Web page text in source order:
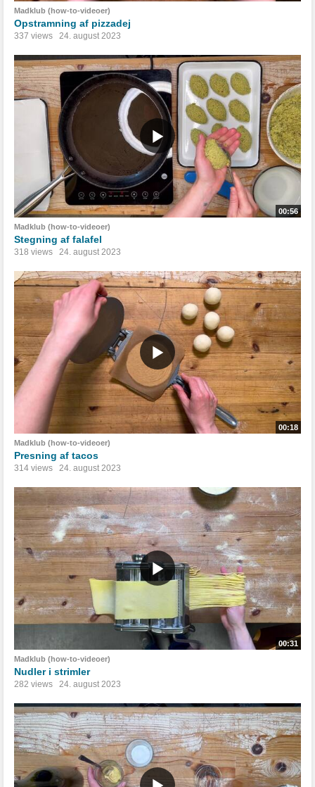
Madklub (how-to-videoer)
Opstramning af pizzadej
337 views 24. august 2023
00:56
Madklub (how-to-videoer)
Stegning af falafel
318 views 24. august 2023
00:18
Madklub (how-to-videoer)
Presning af tacos
314 views 24. august 2023
00:31
Madklub (how-to-videoer)
Nudler i strimler
282 views 24. august 2023